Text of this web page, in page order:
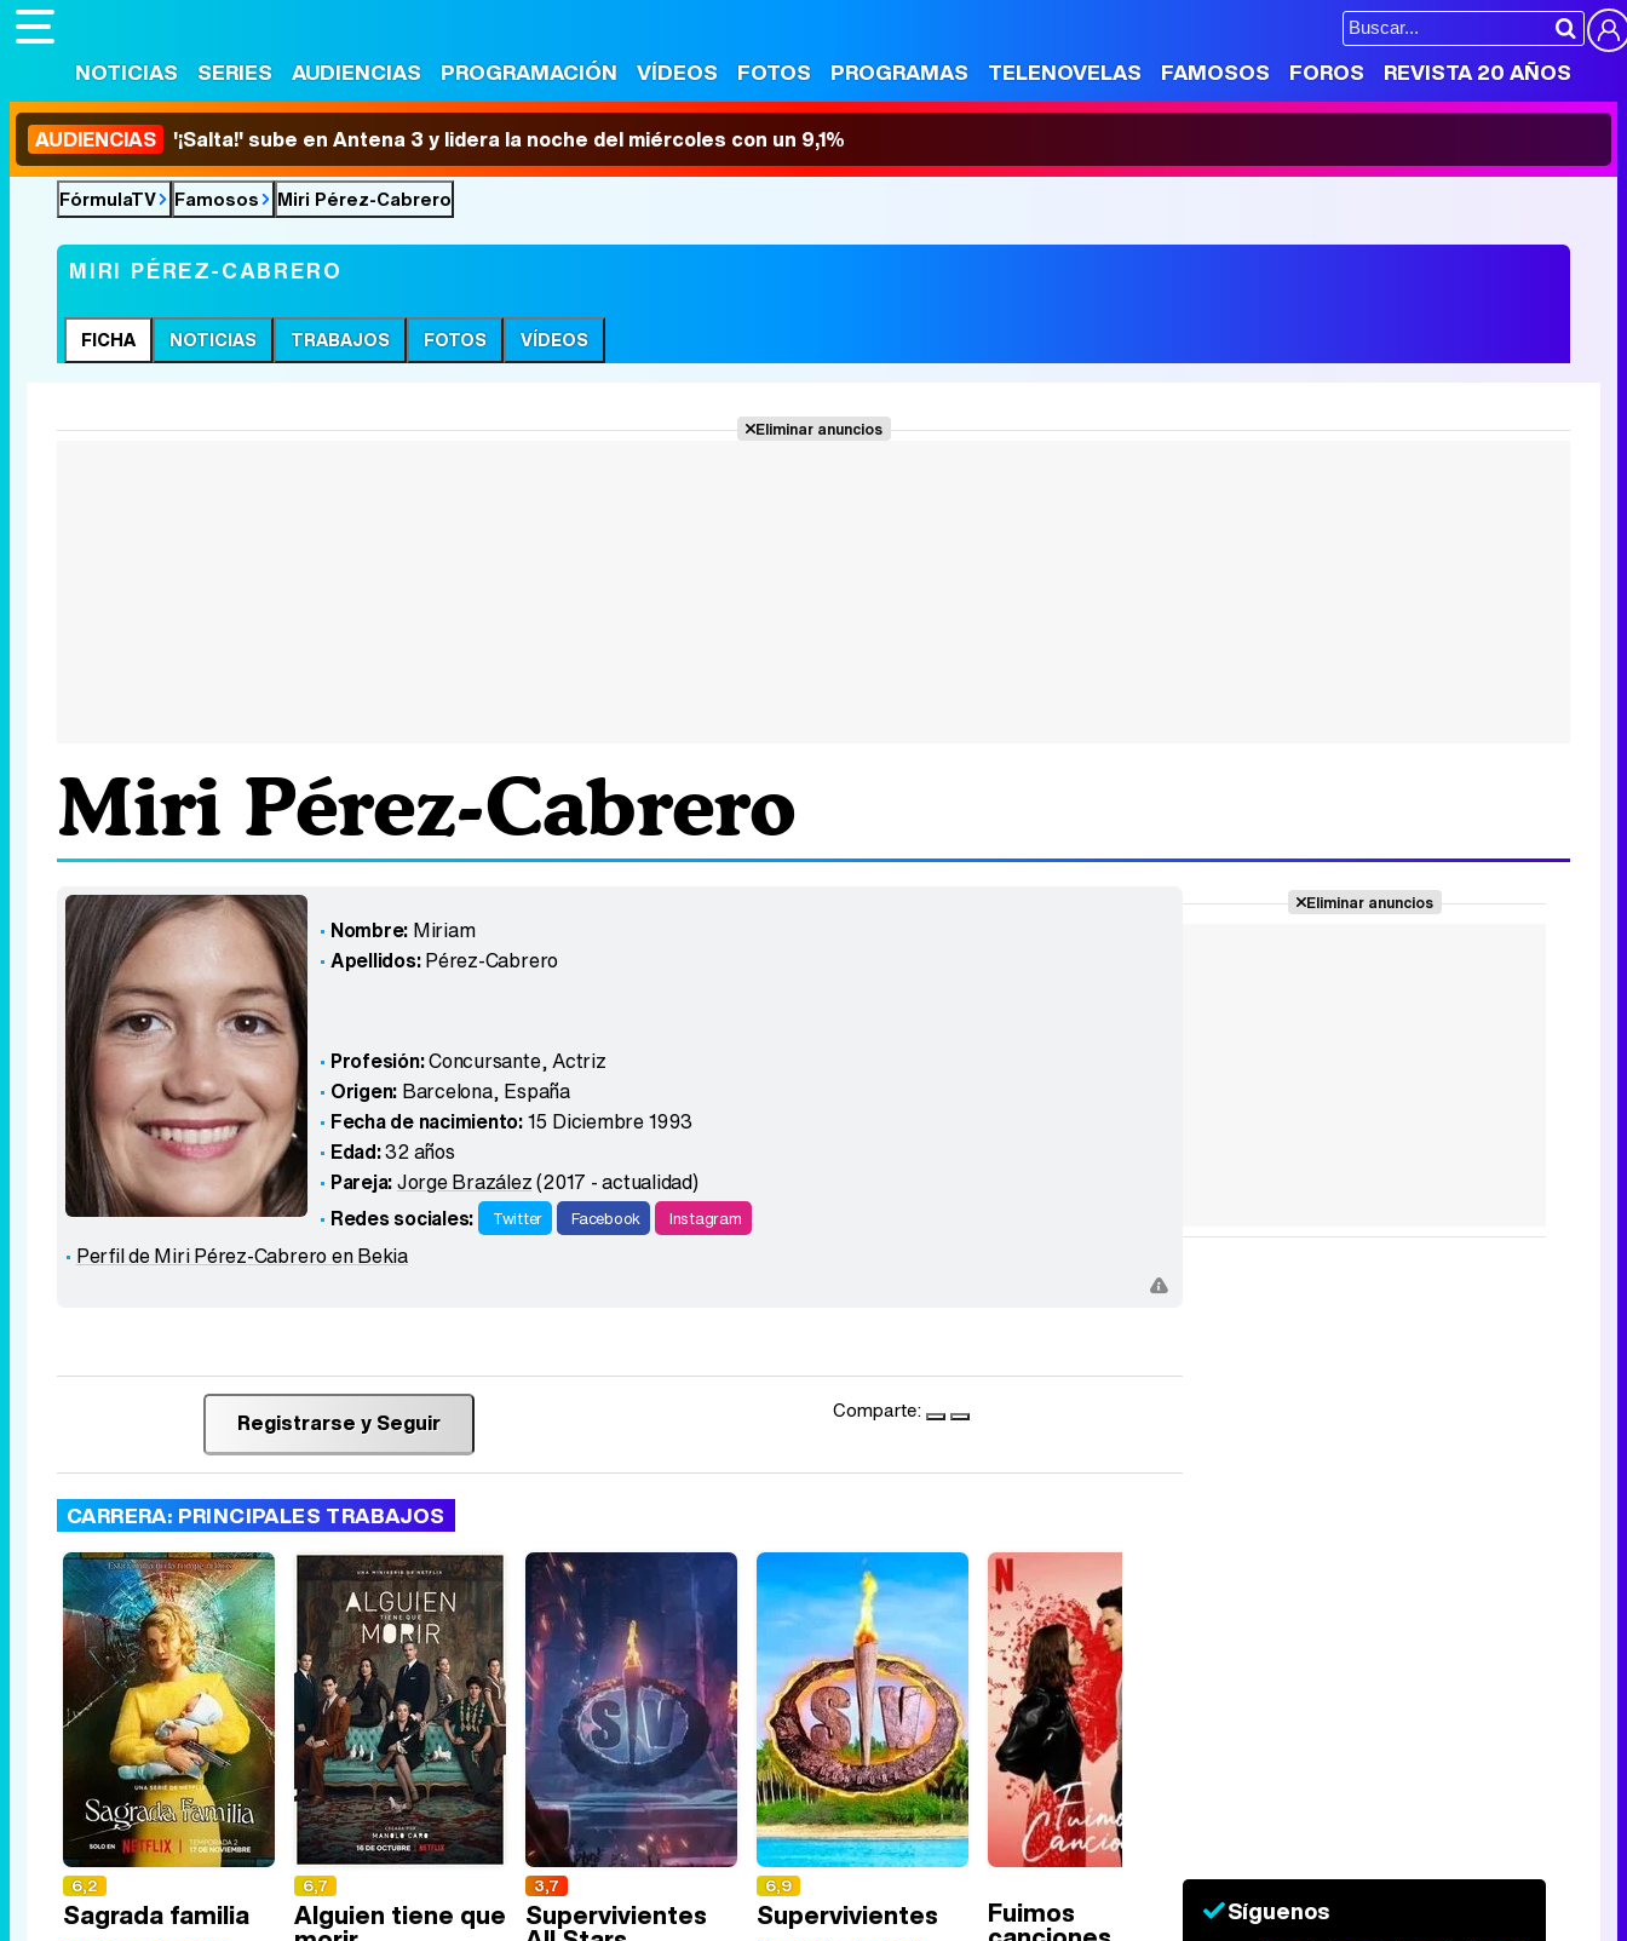
NOTICIAS SERIES AUDIENCIAS PROGRAMACIÓN VÍDEOS FOTOS PROGRAMAS TELENOVELAS FAMOSOS FOROS REVISTA 20 AÑOS
AUDIENCIAS '¡Salta!' sube en Antena 3 y lidera la noche del miércoles con un 9,1%
FórmulaTV Famosos Miri Pérez-Cabrero
MIRI PÉREZ-CABRERO
FICHA NOTICIAS TRABAJOS FOTOS VÍDEOS
Eliminar anuncios
Miri Pérez-Cabrero
Nombre: Miriam
Apellidos:Pérez-Cabrero
Profesión:Concursante, Actriz
Origen: Barcelona, España
Fecha de nacimiento:15 Diciembre 1993
Edad:32 años
Pareja:Jorge Brazález(2017 - actualidad)
Redes sociales:
Twitter Facebook Instagram
Perfil de Miri Pérez-Cabrero en Bekia
Comparte:
Registrarse y Seguir
CARRERA: PRINCIPALES TRABAJOS
6,2
Sagrada familia
6,7
Alguien tiene que
3,7
Supervivientes
6,9
Supervivientes Fuimos
Eliminar anuncios
Síguenos